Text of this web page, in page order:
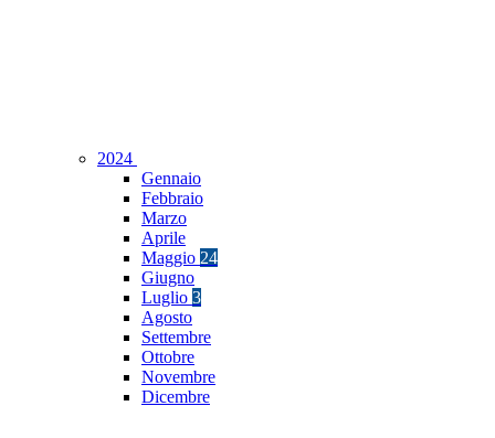
2024
Gennaio
Febbraio
Marzo
Aprile
Maggio 24
Giugno
Luglio 3
Agosto
Settembre
Ottobre
Novembre
Dicembre